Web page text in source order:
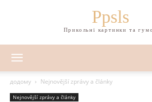
Ppsls
Прикольні картинки та
додому Nejnovější zprávy a články
Nejnovější zprávy a články